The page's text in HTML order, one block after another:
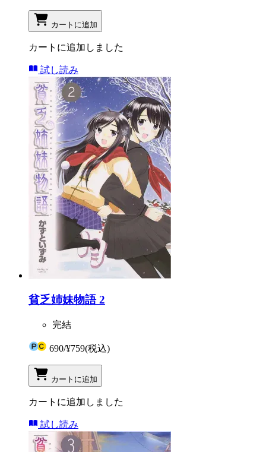
カートに追加
カートに追加しました
試し読み
貧乏姉妹物語 2
完結
690/¥759(税込)
カートに追加
カートに追加しました
試し読み